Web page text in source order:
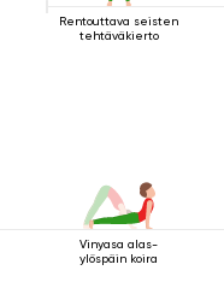
Rentouttava seisten
tehtäväkierto
Vinyasa alas-
ylöspäin koira